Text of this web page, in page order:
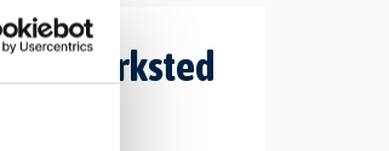
værksted